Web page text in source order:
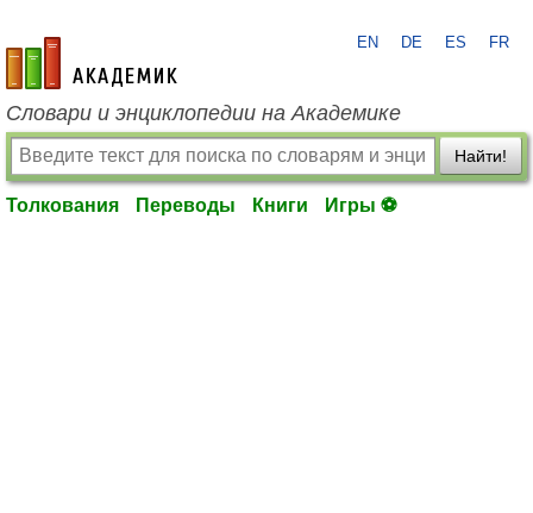
academic.ru
EN DE ES FR
Словари и энциклопедии на Академике
Найти!
Толкования Переводы Книги Игры ⚽